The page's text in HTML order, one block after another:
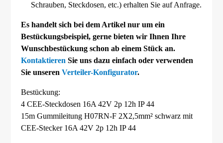
Schrauben, Steckdosen, etc.) erhalten Sie auf Anfrage.
Es handelt sich bei dem Artikel nur um ein
Bestückungsbeispiel, gerne bieten wir Ihnen Ihre
Wunschbestückung schon ab einem Stück an.
Kontaktieren Sie uns dazu einfach oder verwenden
Sie unserenVerteiler-Konfigurator.
Bestückung:
4 CEE-Steckdosen 16A 42V 2p 12h IP 44
15m Gummileitung H07RN-F 2X2,5mm² schwarz mit
CEE-Stecker 16A 42V 2p 12h IP 44